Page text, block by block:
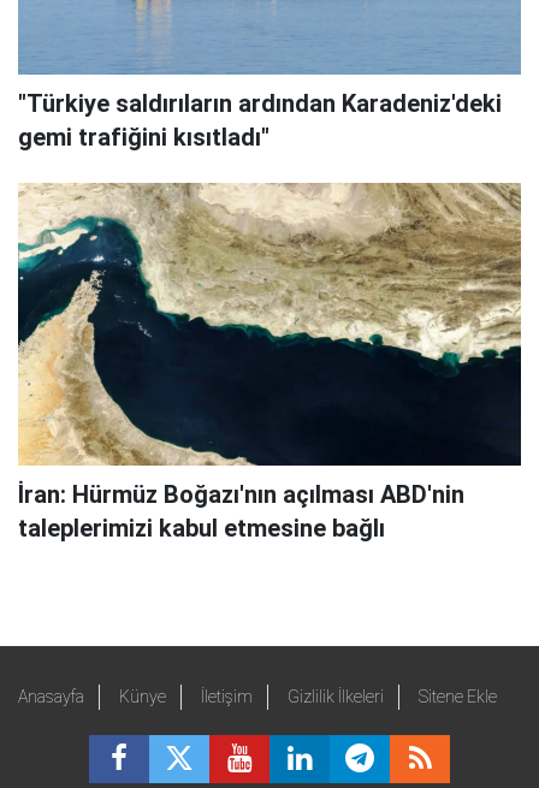
"Türkiye saldırıların ardından Karadeniz'deki
gemi trafiğini kısıtladı"
İran: Hürmüz Boğazı'nın açılması ABD'nin
taleplerimizi kabul etmesine bağlı
Anasayfa Künye İletişim Gizlilik İlkeleri Sitene Ekle